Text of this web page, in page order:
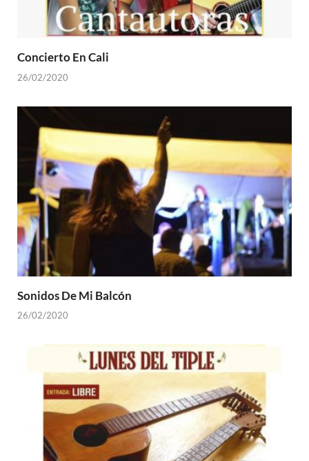
Concierto En Cali
26/02/2020
Sonidos De Mi Balcón
26/02/2020